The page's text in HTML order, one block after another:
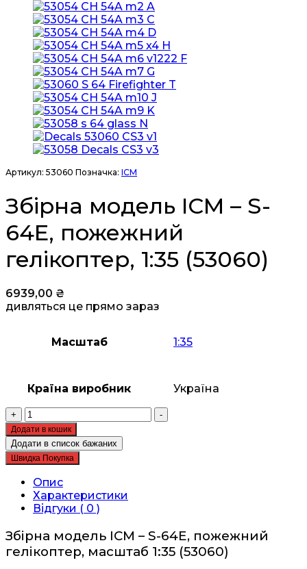
Артикул: 53060 Позначка: ICM
Збірна модель ICM – S-
64E, пожежний
гелікоптер, 1:35 (53060)
6939,00 ₴
дивляться це прямо зараз
Масштаб 1:35
Країна виробник Україна
+
Збірна
модель
ICM
-
S-
64E,
пожежний
гелікоптер,
1:35
(53060)
кількість
-
Додати в кошик
Додати в список бажаних
Швидка Покупка
Опис
Характеристики
Відгуки ( 0 )
Збірна модель ICM – S-64E, пожежний
гелікоптер, масштаб 1:35 (53060)